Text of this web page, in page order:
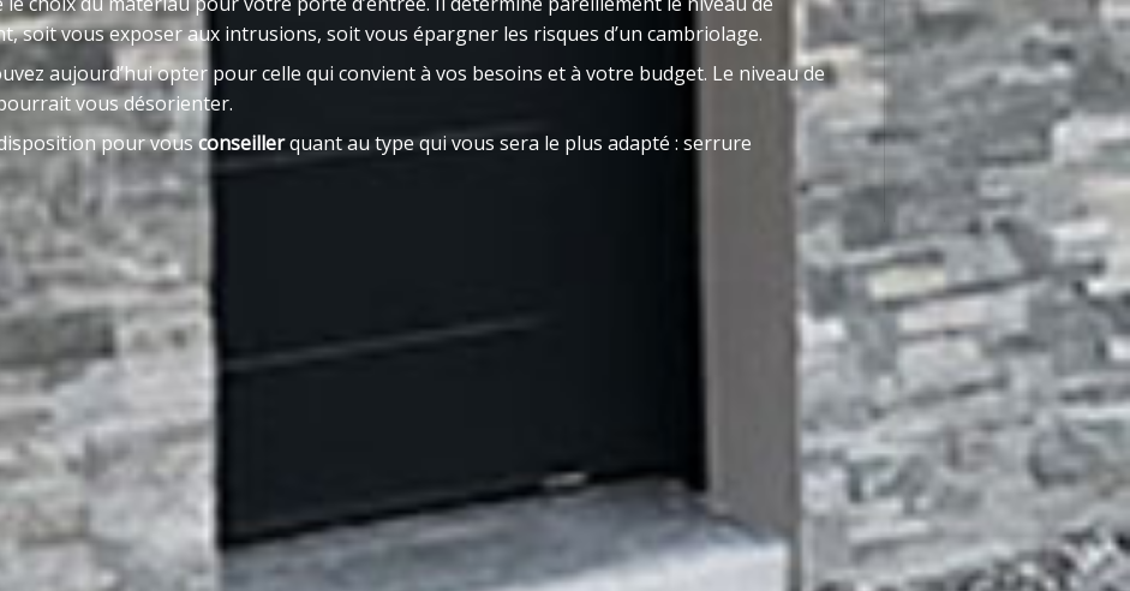
soit vous exposer aux intrusions, soit vous épargner les risques d’un cambriolage.
aujourd’hui opter pour celle qui convient à vos besoins et à votre budget. Le niveau de
vous désorienter.
pour vousconseillerquant au type qui vous sera le plus adapté : serrure